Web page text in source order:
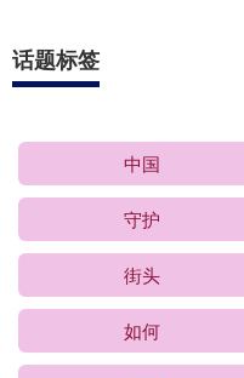
话题标签
中国
守护
街头
如何